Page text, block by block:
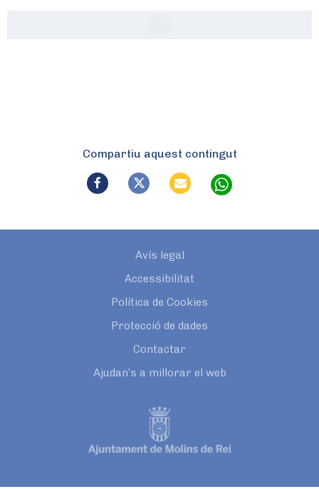
Compartiu aquest contingut
Avís legal
Accessibilitat
Política de Cookies
Protecció de dades
Contactar
Ajudan’s a millorar el web